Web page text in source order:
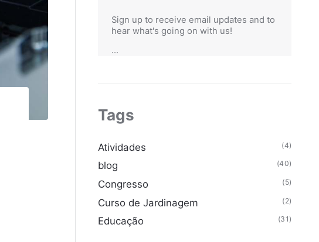
Sign up to receive email updates and to
hear what's going on with us!
...
Tags
Atividades (4)
blog (40)
Congresso (5)
Curso de Jardinagem (2)
Educação (31)